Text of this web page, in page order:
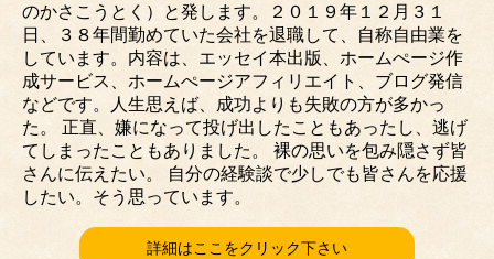
のかさこうとく）と発します。２０１９年１２月３１
日、３８年間勤めていた会社を退職して、自称自由業を
しています。内容は、エッセイ本出版、ホームぺージ作
成サービス、ホームぺージアフィリエイト、ブログ発信
などです。人生思えば、成功よりも失敗の方が多かっ
た。 正直、嫌になって投げ出したこともあったし、逃げ
てしまったこともありました。 裸の思いを包み隠さず皆
さんに伝えたい。 自分の経験談で少しでも皆さんを応援
したい。そう思っています。
詳細はここをクリック下さい